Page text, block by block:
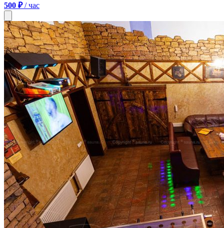
500 ₽/ час